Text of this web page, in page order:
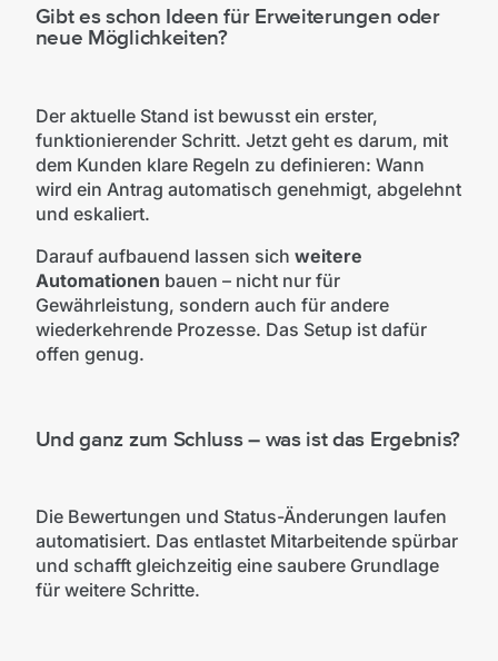
Gibt es schon Ideen für Erweiterungen oder
neue Möglichkeiten?
Der aktuelle Stand ist bewusst ein erster,
funktionierender Schritt. Jetzt geht es darum, mit
dem Kunden klare Regeln zu definieren: Wann
wird ein Antrag automatisch genehmigt, abgelehnt
und eskaliert.
Darauf aufbauend lassen sich weitere
Automationen bauen – nicht nur für
Gewährleistung, sondern auch für andere
wiederkehrende Prozesse. Das Setup ist dafür
offen genug.
Und ganz zum Schluss – was ist das Ergebnis?
Die Bewertungen und Status-Änderungen laufen
automatisiert. Das entlastet Mitarbeitende spürbar
und schafft gleichzeitig eine saubere Grundlage
für weitere Schritte.